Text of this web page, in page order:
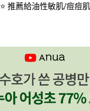
⭐ 推薦給油性敏肌/痘痘肌